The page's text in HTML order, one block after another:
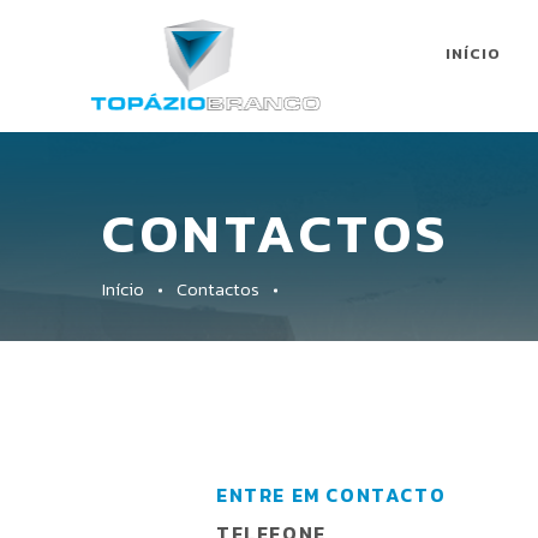
INÍCIO
CONTACTOS
Início Contactos
ENTRE EM CONTACTO